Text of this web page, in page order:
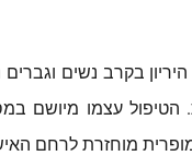
עצמו מיושם
מוחזרת לרחם